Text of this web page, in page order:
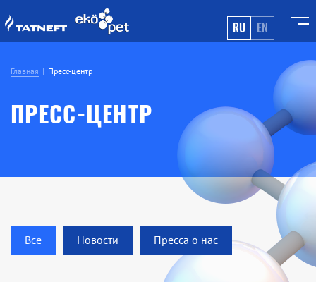
RU EN
Главная Пресс-центр
ПРЕСС-ЦЕНТР
Все Новости Пресса о нас